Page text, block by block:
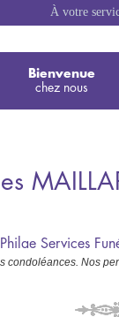
À votre
Bienvenue
chez nous
Philae Services
condoléances. Nos